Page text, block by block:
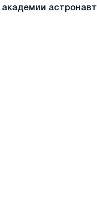
«Южное»
академии